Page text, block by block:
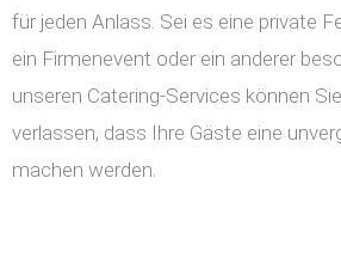
für jeden Anlass. Sei es eine private
ein Firmenevent oder ein anderer
unseren Catering-Services können
verlassen, dass Ihre Gäste eine
machen werden.